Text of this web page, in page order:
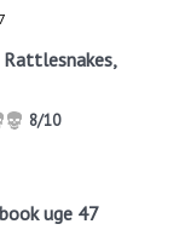
8/10
uge 47